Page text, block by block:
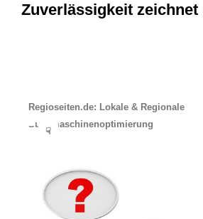
Zuverlässigkeit zeichnet
Regioseiten.de: Lokale & Regionale
Suchmaschinenoptimierung
☟